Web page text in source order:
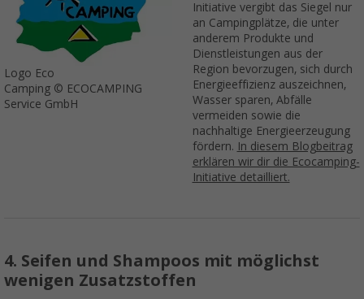
Logo Eco
Camping © ECOCAMPING
Service GmbH
Initiative vergibt das Siegel nur
an Campingplätze, die unter
anderem Produkte und
Dienstleistungen aus der
Region bevorzugen, sich durch
Energieeffizienz auszeichnen,
Wasser sparen, Abfälle
vermeiden sowie die
nachhaltige Energieerzeugung
fördern. In diesem Blogbeitrag
erklären wir dir die Ecocamping-
Initiative detailliert.
4. Seifen und Shampoos mit möglichst
wenigen Zusatzstoffen